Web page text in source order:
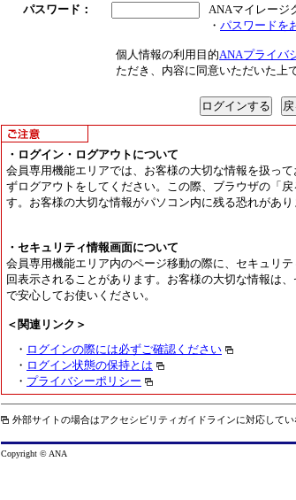
ン
に
対
応
し
な
い
可
性
ま
す。
パスワード ：
ANAマイレージ
・ パスワードを
個人情報の利用目的ANAプライバ
ただき、内容に同意いただいた上
・ログイン・ログアウトについて
会員専用機能エリアでは、お客様の大切な情報を扱っ
ずログアウトをしてください。この際、ブラウザの「
す。お客様の大切な情報がパソコン内に残る恐れがあり
・セキュリティ情報画面について
会員専用機能エリア内のページ移動の際に、セキュリ
回表示されることがあります。お客様の大切な情報は
で安心してお使いください。
＜関連リンク＞
・ ログインの際には必ずご確認ください
・ ログイン状態の保持とは
・ プライバシーポリシー
外部サイトの場合はアクセシビリティガイドラインに対応してい
Copyright © ANA